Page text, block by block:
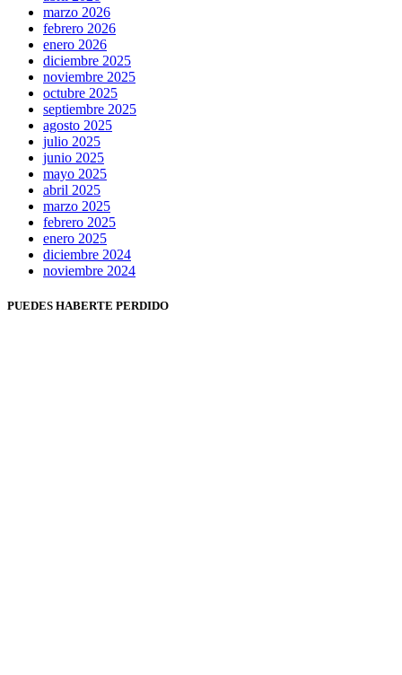
marzo 2026
febrero 2026
enero 2026
diciembre 2025
noviembre 2025
octubre 2025
septiembre 2025
agosto 2025
julio 2025
junio 2025
mayo 2025
abril 2025
marzo 2025
febrero 2025
enero 2025
diciembre 2024
noviembre 2024
PUEDES HABERTE PERDIDO